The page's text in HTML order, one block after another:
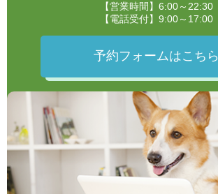
【営業時間】6:00～22:30
【電話受付】9:00～17:00
予約フォームはこちら